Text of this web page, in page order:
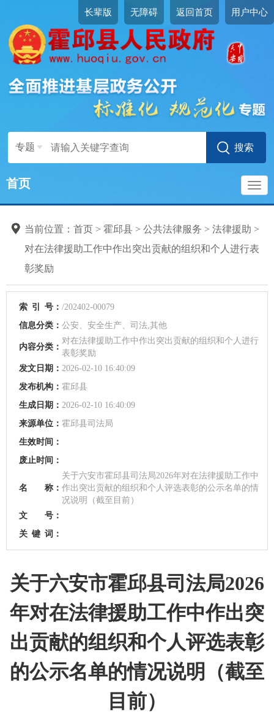
长辈版 无障碍 返回首页 用户中心
专题
首页
当前位置： 首页 > 霍邱县 > 公共法律服务 > 法律援助 >
对在法律援助工作中作出突出贡献的组织和个人进行表
彰奖励
索 引 号： /202402-00079
信息分类： 公安、安全生产、司法,其他
内容分类：
对在法律援助工作中作出突出贡献的组织和个人进行
表彰奖励
发文日期： 2026-02-10 16:40:09
发布机构： 霍邱县
生成日期： 2026-02-10 16:40:09
来源单位： 霍邱县司法局
生效时间：
废止时间：
名 称：
关于六安市霍邱县司法局2026年对在法律援助工作中
作出突出贡献的组织和个人评选表彰的公示名单的情
况说明（截至目前）
文 号：
关 键 词：
关于六安市霍邱县司法局2026
年对在法律援助工作中作出突
出贡献的组织和个人评选表彰
的公示名单的情况说明（截至
目前）